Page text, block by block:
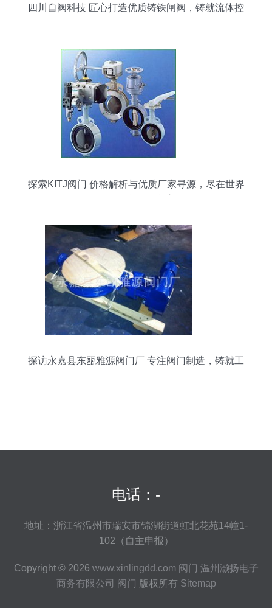
四川自阀科技 匠心打造优质铸铁闸阀，铸就流体控
探索KITJ阀门 价格解析与优质厂家寻源，尽在世界
探访永嘉县东瓯雅源阀门厂 专注阀门制造，铸就工
电话：-
地址：浙江省温州市瑞安市锦湖街道虹北花苑14幢1-
102（自主申报）
Copyright © 2026 www.xinlingdd.com 阀门 温州灏扬电子
商务有限公司 阀门 版权所有 Sitemap